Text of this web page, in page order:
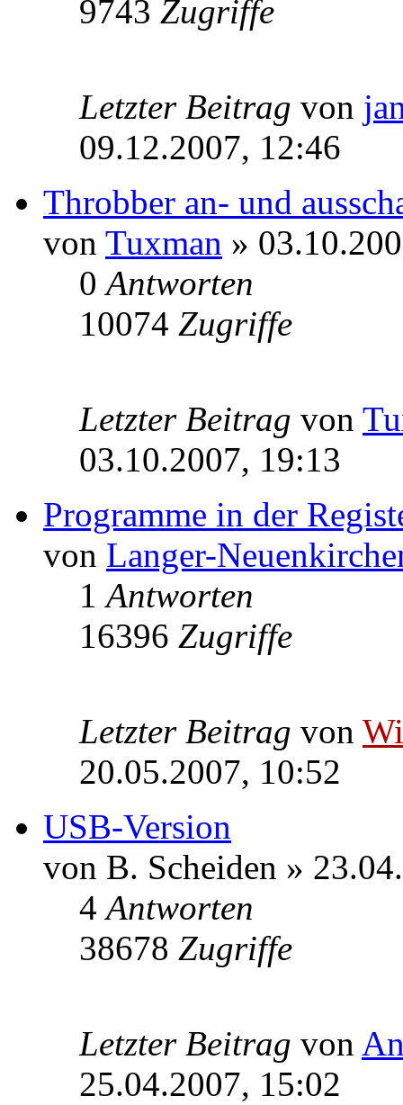
9743 Zugriffe
Letzter Beitrag von
09.12.2007, 12:46
Throbber an- und
von Tuxman »
0Antworten
10074 Zugriffe
Letzter Beitrag von
03.10.2007, 19:13
Programme in der
von Langer-
1Antworten
16396 Zugriffe
Letzter Beitrag von
20.05.2007, 10:52
USB-Version
von B. Scheiden »
4Antworten
38678 Zugriffe
Letzter Beitrag von
25.04.2007, 15:02